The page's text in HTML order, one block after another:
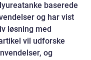
baserede
og har vist
løsning med
vil udforske
og